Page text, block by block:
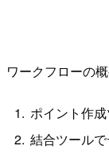
ワークフローの
ポイント作
結合ツール